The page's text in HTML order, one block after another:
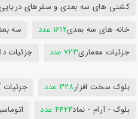
کشتی های سه بعدی و سفرهای دریایی
خانه های سه بعدی1612 عدد سه
جزئیات معماری723 عدد جزئیات
بلوک سخت افزار328 عدد جزئیات
بلوک - آرام - نماد4424 عدد